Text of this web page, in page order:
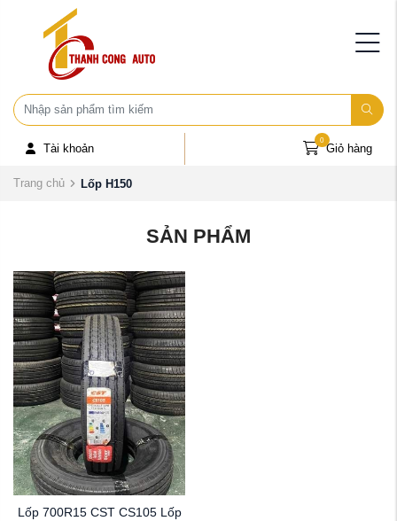
Tài khoản Giỏ hàng
0
Trang chủ Lốp H150
SẢN PHẨM
Lốp 700R15 CST CS105 Lốp